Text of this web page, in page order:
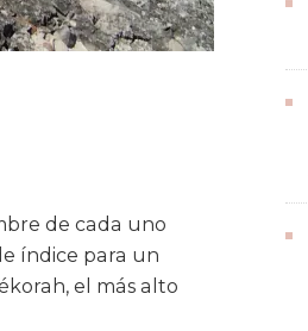
de cada uno
índice para un
el más alto